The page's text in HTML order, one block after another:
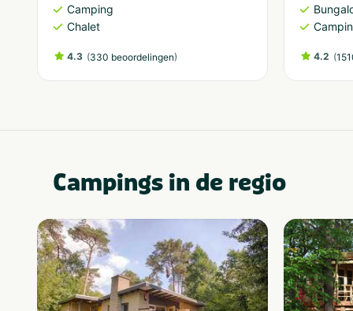
Camping
Chalet
4.3 (330 beoordelingen) 4.2 (
Campings in de regio